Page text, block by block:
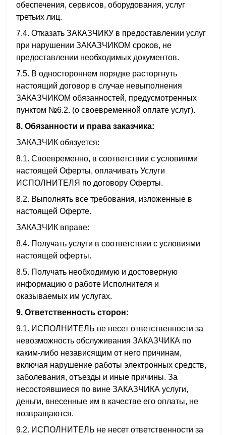
обеспечения, сервисов, оборудования, услуг
третьих лиц.
7.4. Отказать ЗАКАЗЧИКУ в предоставлении услуг
при нарушении ЗАКАЗЧИКОМ сроков, не
предоставлении необходимых документов.
7.5. В одностороннем порядке расторгнуть
настоящий договор в случае невыполнения
ЗАКАЗЧИКОМ обязанностей, предусмотренных
пунктом №6.2. (о своевременной оплате услуг).
8. Обязанности и права заказчика:
ЗАКАЗЧИК обязуется:
8.1. Своевременно, в соответствии с условиями
настоящей Оферты, оплачивать Услуги
ИСПОЛНИТЕЛЯ по договору Оферты.
8.2. Выполнять все требования, изложенные в
настоящей Оферте.
ЗАКАЗЧИК вправе:
8.4. Получать услуги в соответствии с условиями
настоящей оферты.
8.5. Получать необходимую и достоверную
информацию о работе Исполнителя и
оказываемых им услугах.
9. Ответственность сторон:
9.1. ИСПОЛНИТЕЛЬ не несет ответственности за
невозможность обслуживания ЗАКАЗЧИКА по
каким-либо независящим от него причинам,
включая нарушение работы электронных средств,
заболевания, отъезды и иные причины. За
несостоявшиеся по вине ЗАКАЗЧИКА услуги,
деньги, внесенные им в качестве его оплаты, не
возвращаются.
9.2. ИСПОЛНИТЕЛЬ не несет ответственности за